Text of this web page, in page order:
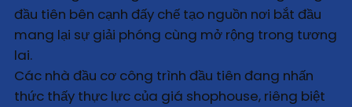
đầu tiên bên cạnh đấy chế tạo nguồn nơi bắt đầu
mang lại sự giải phóng cùng mở rộng trong tương
lai.
Các nhà đầu cơ công trình đầu tiên đang nhấn
thức thấy thực lực của giá shophouse, riêng biệt